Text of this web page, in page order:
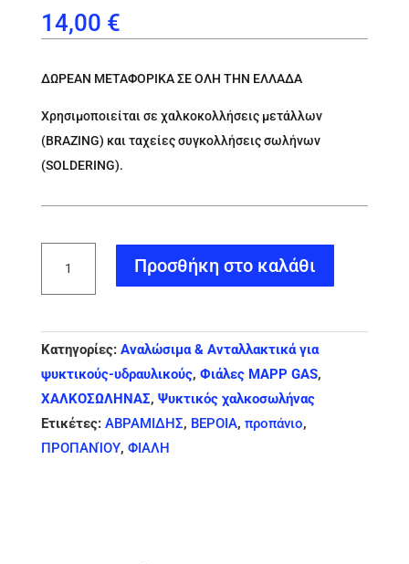
14,00 €
ΔΩΡΕΑΝ ΜΕΤΑΦΟΡΙΚΑ ΣΕ ΟΛΗ ΤΗΝ ΕΛΛΑΔΑ
Χρησιμοποιείται σε χαλκοκολλήσεις μετάλλων
(BRAZING) και ταχείες συγκολλήσεις σωλήνων
(SOLDERING).
MAPP
GAS
16
oz
ποσότητα
Προσθήκη στο καλάθι
Κατηγορίες: Αναλώσιμα & Ανταλλακτικά για
ψυκτικούς-υδραυλικούς, Φιάλες MAPP GAS,
ΧΑΛΚΟΣΩΛΗΝΑΣ, Ψυκτικός χαλκοσωλήνας
Ετικέτες: ΑΒΡΑΜΙΔΗΣ, ΒΕΡΟΙΑ, προπάνιο,
ΠΡΟΠΑΝΊΟΥ, ΦΙΑΛΗ